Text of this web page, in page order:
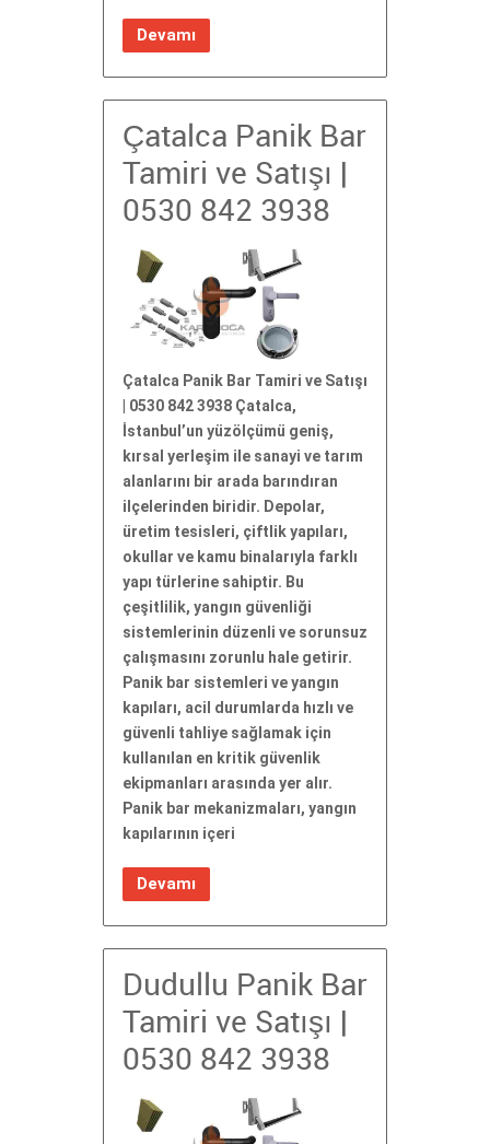
Devamı
Çatalca Panik Bar
Tamiri ve Satışı |
0530 842 3938
Çatalca Panik Bar Tamiri ve Satışı
| 0530 842 3938 Çatalca,
İstanbul’un yüzölçümü geniş,
kırsal yerleşim ile sanayi ve tarım
alanlarını bir arada barındıran
ilçelerinden biridir. Depolar,
üretim tesisleri, çiftlik yapıları,
okullar ve kamu binalarıyla farklı
yapı türlerine sahiptir. Bu
çeşitlilik, yangın güvenliği
sistemlerinin düzenli ve sorunsuz
çalışmasını zorunlu hale getirir.
Panik bar sistemleri ve yangın
kapıları, acil durumlarda hızlı ve
güvenli tahliye sağlamak için
kullanılan en kritik güvenlik
ekipmanları arasında yer alır.
Panik bar mekanizmaları, yangın
kapılarının içeri
Devamı
Dudullu Panik Bar
Tamiri ve Satışı |
0530 842 3938